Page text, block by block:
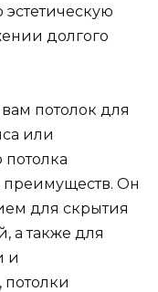
эстетическую
долгого
потолок для
или
преимуществ. Он
для скрытия
а также для
и